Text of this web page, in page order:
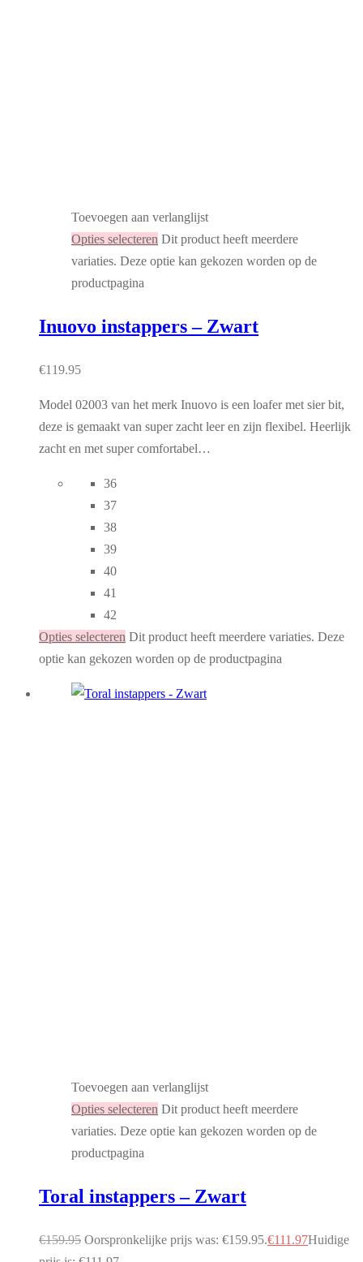
Toevoegen aan verlanglijst
Opties selecteren Dit product heeft meerdere
variaties. Deze optie kan gekozen worden op de
productpagina
Inuovo instappers – Zwart
€119.95
Model 02003 van het merk Inuovo is een loafer met sier bit,
deze is gemaakt van super zacht leer en zijn flexibel. Heerlijk
zacht en met super comfortabel…
36
37
38
39
40
41
42
Opties selecteren Dit product heeft meerdere variaties. Deze
optie kan gekozen worden op de productpagina
Toevoegen aan verlanglijst
Opties selecteren Dit product heeft meerdere
variaties. Deze optie kan gekozen worden op de
productpagina
Toral instappers – Zwart
€159.95 Oorspronkelijke prijs was: €159.95.€111.97Huidige